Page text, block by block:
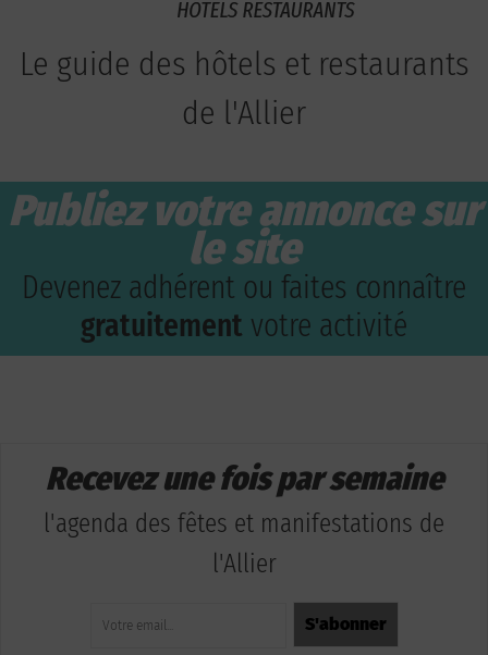
Le guide des hôtels et restaurants
de l'Allier
Publiez votre annonce sur
le site
Devenez adhérent ou faites connaître
gratuitement votre activité
Recevez une fois par semaine
l'agenda des fêtes et manifestations de
l'Allier